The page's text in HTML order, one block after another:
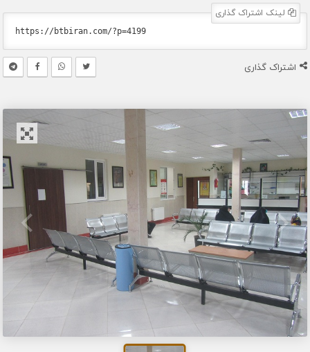
لینک اشتراک گذاری
اشتراک گذاری